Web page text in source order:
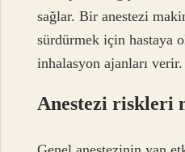
sağlar. Bir anestezi
sürdürmek için hastaya
inhalasyon ajanları verir.
Anestezi riskleri